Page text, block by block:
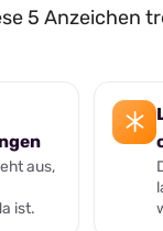
5 Anzeichen
aus,
ist.